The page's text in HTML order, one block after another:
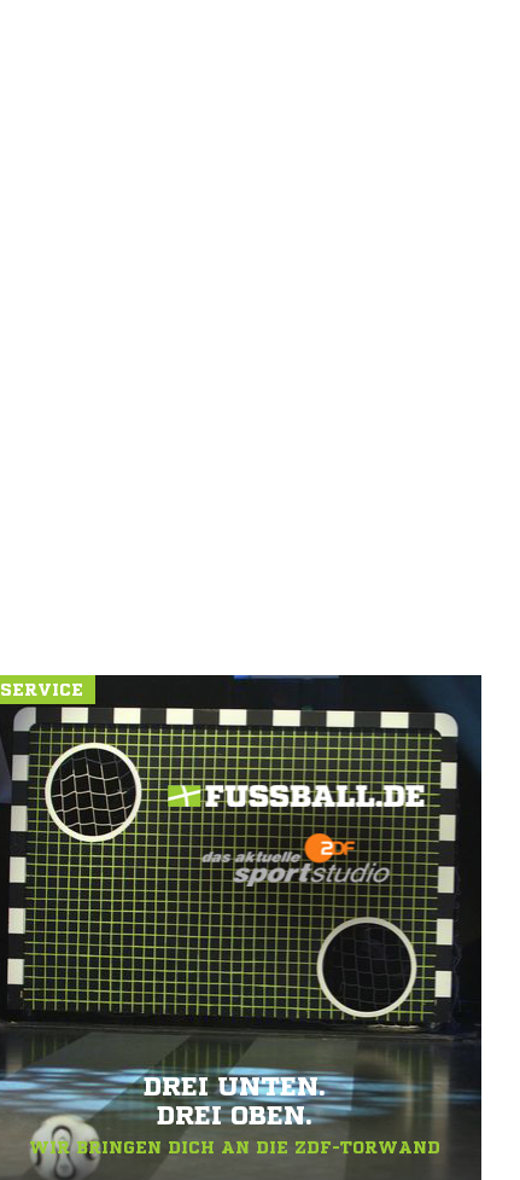
SERVICE
DREI UNTEN.
DREI OBEN.
WIR BRINGEN DICH AN DIE ZDF-TORWAND